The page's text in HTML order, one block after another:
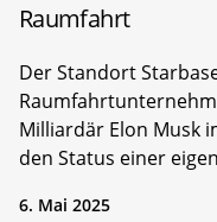
Raumfahrt
Der Standort
Milliardär Elon Musk
den Status einer
6. Mai 2025